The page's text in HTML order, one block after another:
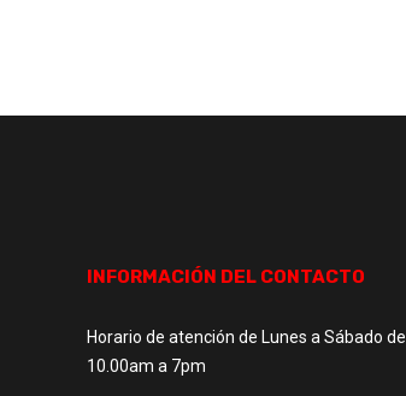
INFORMACIÓN DEL CONTACTO
Horario de atención de Lunes a Sábado de
10.00am a 7pm